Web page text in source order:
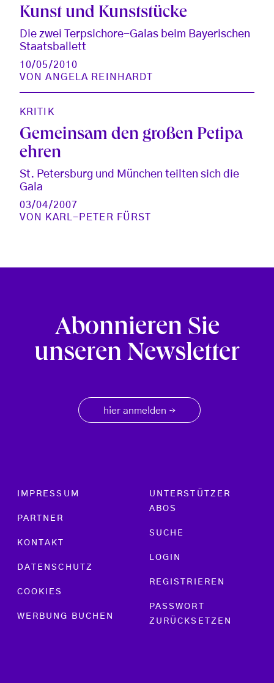
Kunst und Kunststücke
Die zwei Terpsichore-Galas beim Bayerischen
Staatsballett
10/05/2010
VONANGELA REINHARDT
KRITIK
Gemeinsam den großen Petipa
ehren
St. Petersburg und München teilten sich die
Gala
03/04/2007
VON
KARL-PETER FÜRST
Abonnieren Sie
unseren Newsletter
hier anmelden →
Footer menu
IMPRESSUM
PARTNER
KONTAKT
DATENSCHUTZ
COOKIES
WERBUNG BUCHEN
UNTERSTÜTZER
ABOS
SUCHE
LOGIN
REGISTRIEREN
PASSWORT
ZURÜCKSETZEN